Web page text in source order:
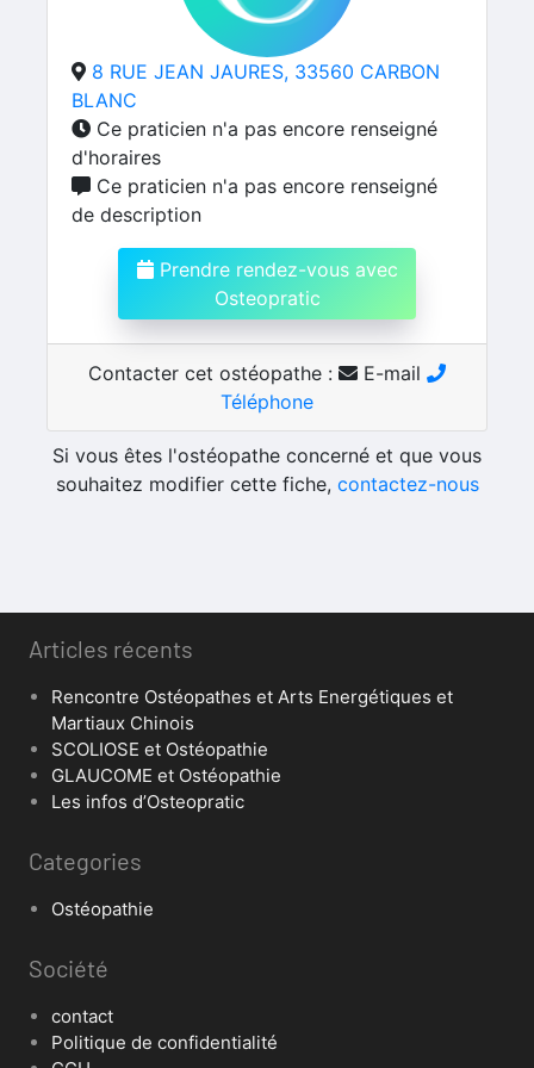
8 RUE JEAN JAURES, 33560 CARBON
BLANC
Ce praticien n'a pas encore renseigné
d'horaires
Ce praticien n'a pas encore renseigné
de description
Prendre rendez-vous avec
Osteopratic
Contacter cet ostéopathe :
E-mail
Téléphone
Si vous êtes l'ostéopathe concerné et que vous
souhaitez modifier cette fiche, contactez-nous
Articles récents
Rencontre Ostéopathes et Arts Energétiques et
Martiaux Chinois
SCOLIOSE et Ostéopathie
GLAUCOME et Ostéopathie
Les infos d’Osteopratic
Categories
Ostéopathie
Société
contact
Politique de confidentialité